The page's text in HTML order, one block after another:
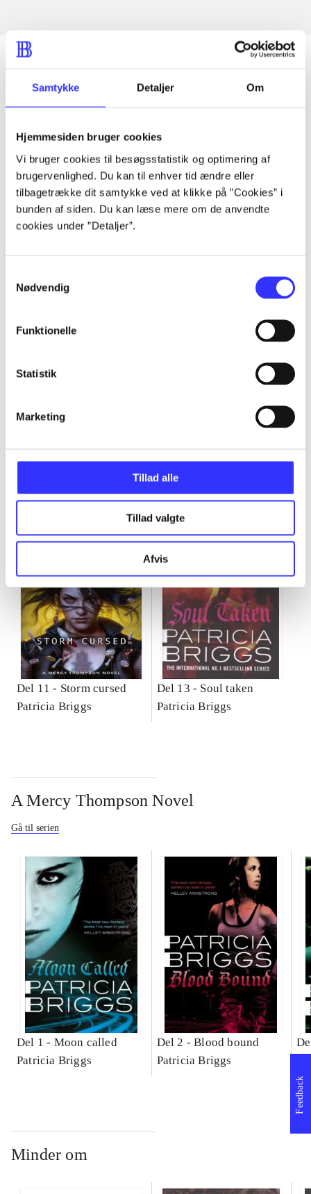
Samtykke Detaljer Om
Hjemmesiden bruger cookies
Vi bruger cookies til besøgsstatistik og optimering af
brugervenlighed. Du kan til enhver tid ændre eller
tilbagetrække dit samtykke ved at klikke på ”Cookies” i
bunden af siden. Du kan læse mere om de anvendte
cookies under ”Detaljer”.
Nødvendig
Funktionelle
Statistik
Marketing
Tillad alle
Tillad valgte
Afvis
Artikler
...
...
Del 11 - Storm cursed
Patricia Briggs
Del 13 - Soul taken
Patricia Briggs
A Mercy Thompson Novel
Gå til serien
Del 1 - Moon called
Patricia Briggs
Del 2 -Blood bound
Patricia Briggs
Minder om
Feedback